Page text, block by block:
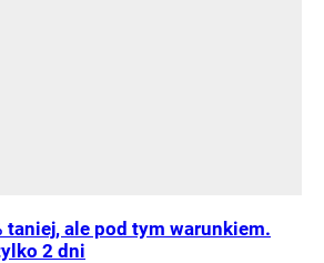
taniej, ale pod tym warunkiem.
2 dni